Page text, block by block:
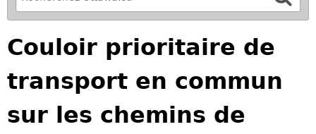
e
f
i
n
e
y
o
u
Couloir prioritaire de
transport en commun
sur les chemins de